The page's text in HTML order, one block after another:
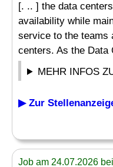
[. .. ] the data
availability while
service to the teams
centers. As the Data
MEHR INFOS
▶ Zur
Job am 24.07.2026